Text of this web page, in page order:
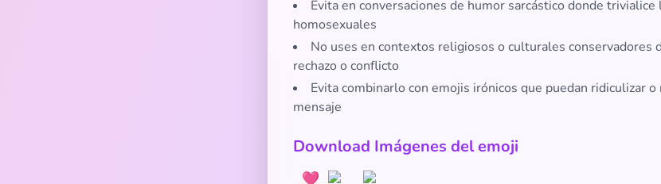
Evita en conversaciones de humor sarcástico donde trivialice
homosexuales
No uses en contextos religiosos o culturales conservadores
rechazo o conflicto
Evita combinarlo con emojis irónicos que puedan ridiculizar
mensaje
Download Imágenes del emoji